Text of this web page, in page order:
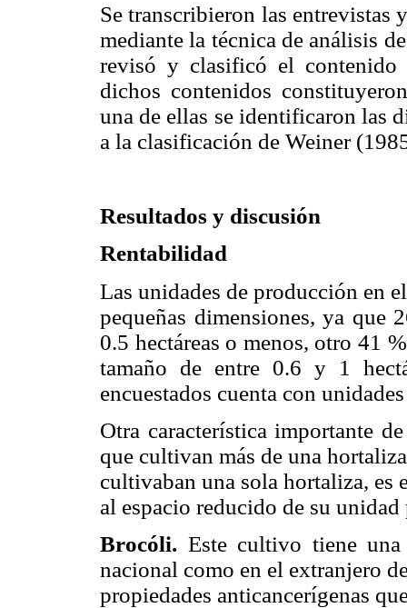
Se transcribieron las entrevistas
mediante la técnica de análisis
revisó y clasificó el
dichos contenidos
una de ellas se identificaron las
a la clasificación de Weiner
Resultados y discusión
Rentabilidad
Las unidades de producción en
pequeñas dimensiones, ya que
0.5 hectáreas o menos, otro 41
tamaño de entre 0.6 y 1
encuestados cuenta con
Otra característica importante
que cultivan más de una
cultivaban una sola hortaliza, es
al espacio reducido de su
Brocóli. Este cultivo tiene una
nacional como en el extranjero
propiedades anticancerígenas